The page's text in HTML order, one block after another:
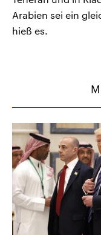
Arabien sei ein
hieß es.